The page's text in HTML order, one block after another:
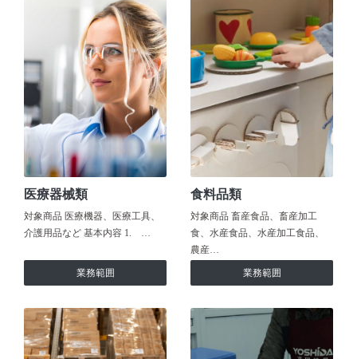
医療器械類
対象商品 医療機器、医療工具、
介護用品など 基本内容 1. …
業務範囲
食料品類
対象商品 畜産食品、畜産加工
食、水産食品、水産加工食品、
農産…
業務範囲